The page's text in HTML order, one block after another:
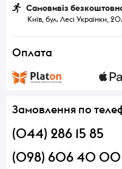
Самовивіз
Київ, бул. Лесі Українки,
Оплата
Замовлення по
(044) 286 15 85
(098) 606 40 00